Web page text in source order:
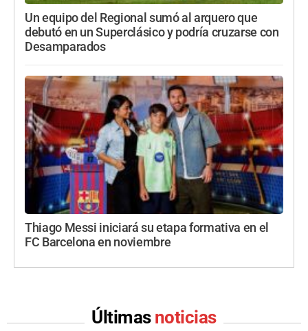
Un equipo del Regional sumó al arquero que
debutó en un Superclásico y podría cruzarse con
Desamparados
Thiago Messi iniciará su etapa formativa en el
FC Barcelona en noviembre
Últimas noticias